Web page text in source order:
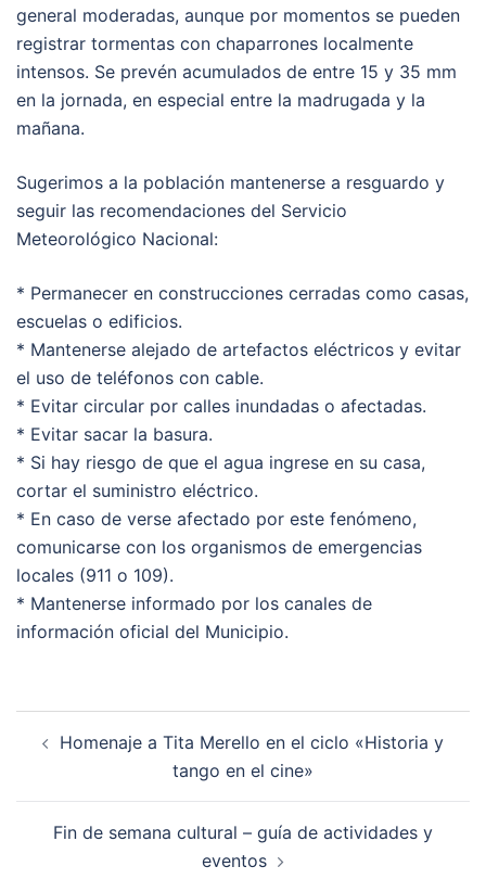
general moderadas, aunque por momentos se pueden
registrar tormentas con chaparrones localmente
intensos. Se prevén acumulados de entre 15 y 35 mm
en la jornada, en especial entre la madrugada y la
mañana.
Sugerimos a la población mantenerse a resguardo y
seguir las recomendaciones del Servicio
Meteorológico Nacional:
* Permanecer en construcciones cerradas como casas,
escuelas o edificios.
* Mantenerse alejado de artefactos eléctricos y evitar
el uso de teléfonos con cable.
* Evitar circular por calles inundadas o afectadas.
* Evitar sacar la basura.
* Si hay riesgo de que el agua ingrese en su casa,
cortar el suministro eléctrico.
* En caso de verse afectado por este fenómeno,
comunicarse con los organismos de emergencias
locales (911 o 109).
* Mantenerse informado por los canales de
información oficial del Municipio.
navigation
Homenaje a Tita Merello en el ciclo «Historia y
tango en el cine»
Fin de semana cultural – guía de actividades y
eventos